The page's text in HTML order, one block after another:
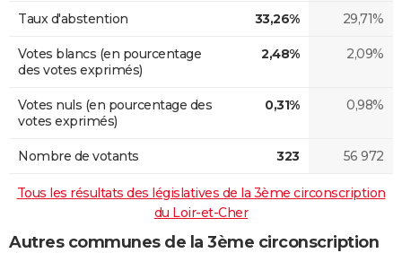
Taux d'abstention 33,26% 29,71%
Votes blancs (en pourcentage
des votes exprimés)
2,48% 2,09%
Votes nuls (en pourcentage des
votes exprimés)
0,31% 0,98%
Nombre de votants 323 56 972
Tous les résultats des législatives de la 3ème circonscription
du Loir-et-Cher
Autres communes de la 3ème circonscription